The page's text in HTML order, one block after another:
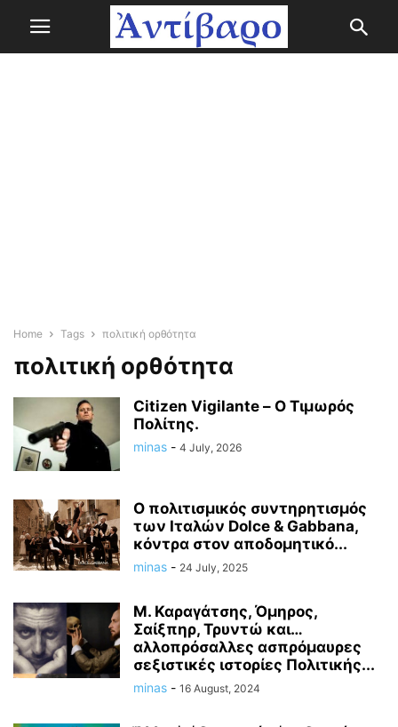
Home Tags πολιτική ορθότητα
πολιτική ορθότητα
Citizen Vigilante – Ο Τιμωρός
Πολίτης.
minas - 4 July, 2026
Ο πολιτισμικός συντηρητισμός
των Ιταλών Dolce & Gabbana,
κόντρα στον αποδομητικό...
minas - 24 July, 2025
Μ. Καραγάτσης, Όμηρος,
Σαίξπηρ, Τρυντώ και…
αλλοπρόσαλλες ασπρόμαυρες
σεξιστικές ιστορίες Πολιτικής...
minas - 16 August, 2024